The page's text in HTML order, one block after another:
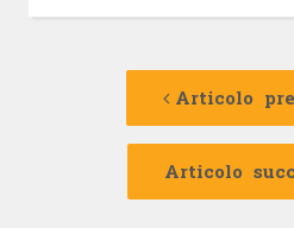
Navigazione
Articolo
Articolo